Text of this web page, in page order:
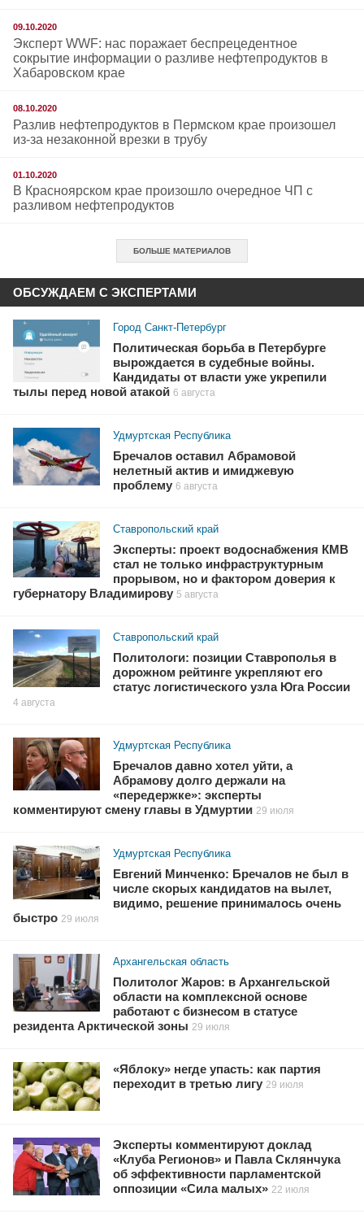
09.10.2020
Эксперт WWF: нас поражает беспрецедентное
сокрытие информации о разливе нефтепродуктов в
Хабаровском крае
08.10.2020
Разлив нефтепродуктов в Пермском крае произошел
из-за незаконной врезки в трубу
01.10.2020
В Красноярском крае произошло очередное ЧП с
разливом нефтепродуктов
БОЛЬШЕ МАТЕРИАЛОВ
ОБСУЖДАЕМ С ЭКСПЕРТАМИ
Город Санкт-Петербург
Политическая борьба в Петербурге
вырождается в судебные войны.
Кандидаты от власти уже укрепили
тылы перед новой атакой 6 августа
Удмуртская Республика
Бречалов оставил Абрамовой
нелетный актив и имиджевую
проблему 6 августа
Ставропольский край
Эксперты: проект водоснабжения КМВ
стал не только инфраструктурным
прорывом, но и фактором доверия к
губернатору Владимирову 5 августа
Ставропольский край
Политологи: позиции Ставрополья в
дорожном рейтинге укрепляют его
статус логистического узла Юга России
4 августа
Удмуртская Республика
Бречалов давно хотел уйти, а
Абрамову долго держали на
«передержке»: эксперты
комментируют смену главы в Удмуртии 29 июля
Удмуртская Республика
Евгений Минченко: Бречалов не был в
числе скорых кандидатов на вылет,
видимо, решение принималось очень
быстро 29 июля
Архангельская область
Политолог Жаров: в Архангельской
области на комплексной основе
работают с бизнесом в статусе
резидента Арктической зоны 29 июля
«Яблоку» негде упасть: как партия
переходит в третью лигу 29 июля
Эксперты комментируют доклад
«Клуба Регионов» и Павла Склянчука
об эффективности парламентской
оппозиции «Сила малых» 22 июля